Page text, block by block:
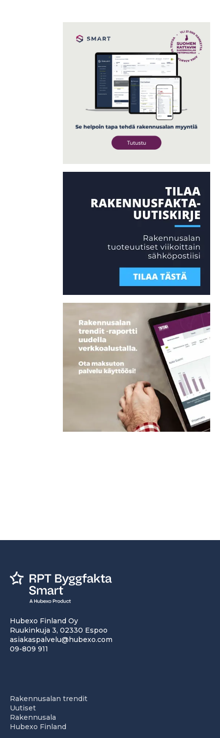
Hubexo Finland Oy
Ruukinkuja 3, 02330 Espoo
asiakaspalvelu@hubexo.com
09-809 911
Rakennusalan trendit
Uutiset
Rakennusala
Hubexo Finland